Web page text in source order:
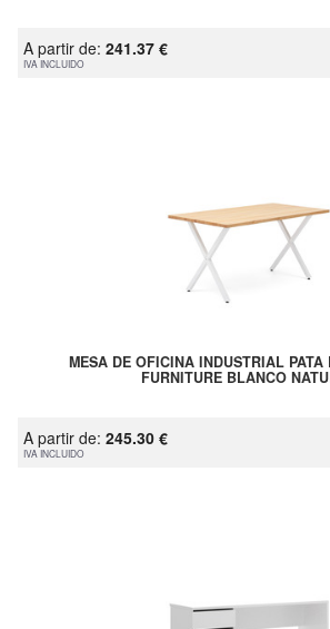
A partir de: 241.37 €
IVA INCLUIDO
MESA DE OFICINA INDUSTRIAL PATA
FURNITURE BLANCO
A partir de: 245.30 €
IVA INCLUIDO